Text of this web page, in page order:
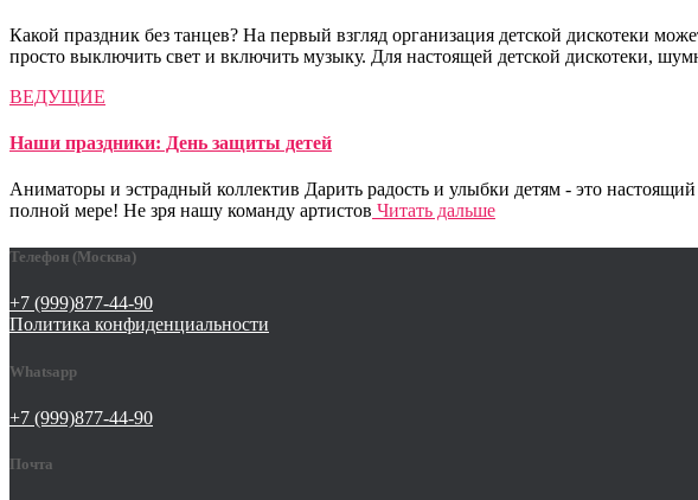
Какой праздник без танцев? На первый взгляд организация детской дискотеки
просто выключить свет и включить музыку. Для настоящей детской дискотеки,
ВЕДУЩИЕ
Наши праздники: День защиты детей
Аниматоры и эстрадный коллектив Дарить радость и улыбки детям - это
полной мере! Не зря нашу команду артистов Читать дальше
Телефон (Москва)
+7 (999)877-44-90
Политика конфиденциальности
Whatsapp
+7 (999)877-44-90
Почта